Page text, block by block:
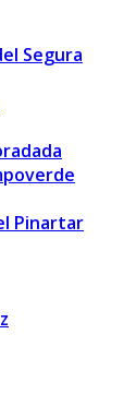
Segura
Pinartar